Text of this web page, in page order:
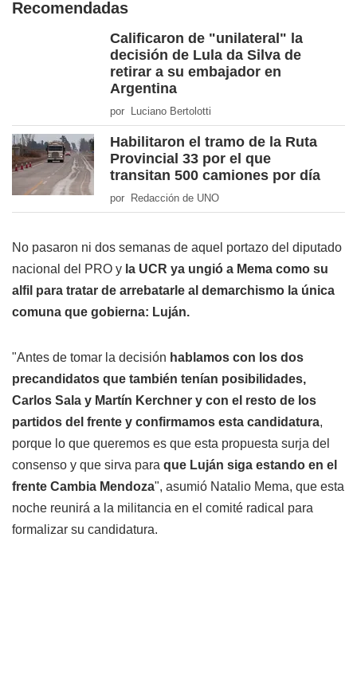
Recomendadas
Calificaron de "unilateral" la
decisión de Lula da Silva de
retirar a su embajador en
Argentina
por Luciano Bertolotti
Habilitaron el tramo de la Ruta
Provincial 33 por el que
transitan 500 camiones por día
por Redacción de UNO
No pasaron ni dos semanas de aquel portazo del diputado
nacional del PRO y la UCR ya ungió a Mema como su
alfil para tratar de arrebatarle al demarchismo la única
comuna que gobierna: Luján.
"Antes de tomar la decisión hablamos con los dos
precandidatos que también tenían posibilidades,
Carlos Sala y Martín Kerchner y con el resto de los
partidos del frente y confirmamos esta candidatura,
porque lo que queremos es que esta propuesta surja del
consenso y que sirva para que Luján siga estando en el
frente Cambia Mendoza", asumió Natalio Mema, que esta
noche reunirá a la militancia en el comité radical para
formalizar su candidatura.